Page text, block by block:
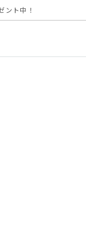
ント中！